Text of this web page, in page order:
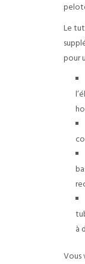
Le
pour
à
Vous